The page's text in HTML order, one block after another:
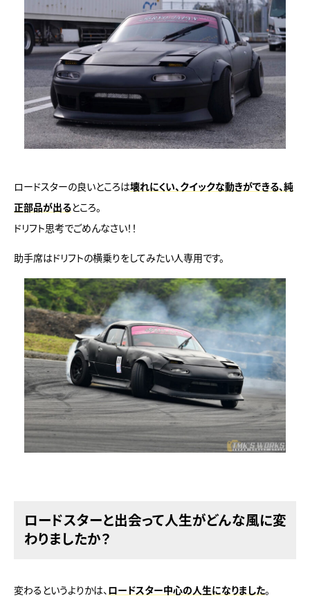
ロードスターの良いところは壊れにくい、クイックな動きができる、純
正部品が出るところ。
ドリフト思考でごめんなさい！！
助手席はドリフトの横乗りをしてみたい人専用です。
ロードスターと出会って人生がどんな風に変
わりましたか？
変わるというよりかは、 ロードスター中心の人生になりました。